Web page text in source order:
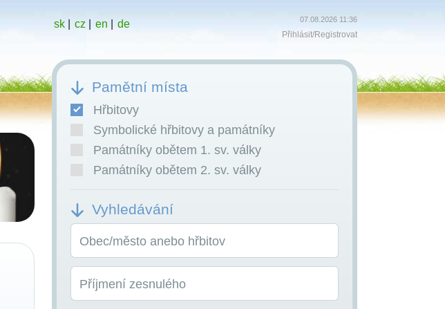
sk| cz en de 07.08.2026 11:36
Přihlásit/Registrovat
Pamětní místa
Hřbitovy
Symbolické hřbitovy a památníky
Památníky obětem 1. sv. války
Památníky obětem 2. sv. války
Vyhledávání
Obec/město anebo hřbitov
Příjmení zesnulého